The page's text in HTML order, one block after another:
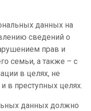
данных на
сведений о
прав и
семьи, а также – с
в целях, не
в преступных целях.
данных должно